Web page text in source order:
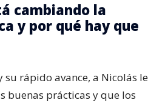
cambiando la
y por qué hay que
su rápido avance, a Nicolás le
buenas prácticas y que los